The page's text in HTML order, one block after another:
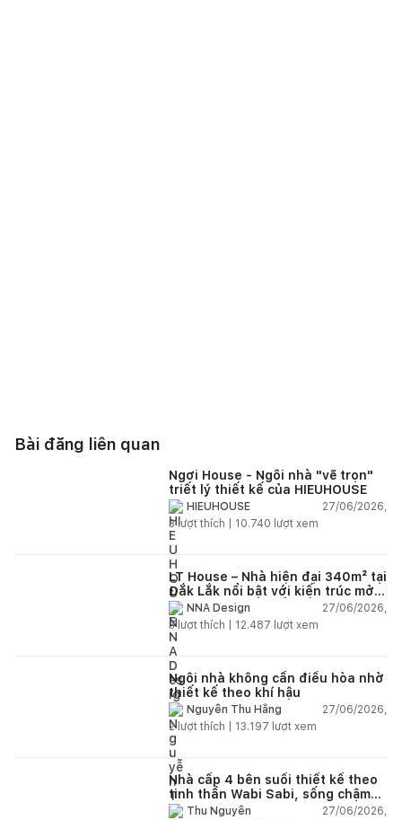
Bài đăng liên quan
Ngơi House - Ngôi nhà "vẽ trọn"
triết lý thiết kế của HIEUHOUSE
HIEUHOUSE
27/06/2026,
3lượt thích | 10.740 lượt xem
LT House – Nhà hiện đại 340m² tại
Đắk Lắk nổi bật với kiến trúc mở
và hệ sân vườn kết nối thiên
nhiên
NNA Design
27/06/2026,
3lượt thích | 12.487 lượt xem
Ngôi nhà không cần điều hòa nhờ
thiết kế theo khí hậu
Nguyễn Thu Hằng
27/06/2026,
2lượt thích | 13.197 lượt xem
Nhà cấp 4 bên suối thiết kế theo
tinh thần Wabi Sabi, sống chậm
giữa thiên nhiên
Thu Nguyễn
27/06/2026,